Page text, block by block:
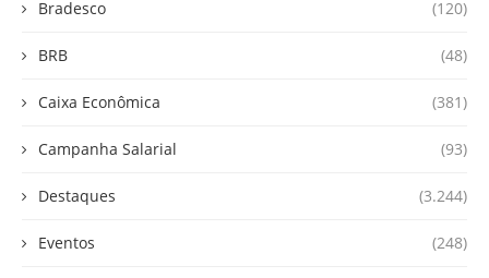
Bradesco (120)
BRB (48)
Caixa Econômica (381)
Campanha Salarial (93)
Destaques (3.244)
Eventos (248)